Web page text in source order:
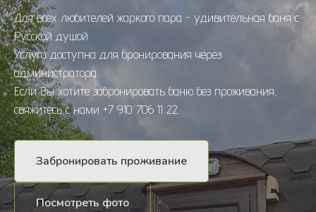
Для всех любителей жаркого пара - удивительная баня с
Русской душой.
Услуга доступна для бронирования через
администратора.
Если Вы хотите забронировать баню без проживания,
свяжитесь с нами +7 910 706 11 22.
Забронировать проживание
Посмотреть фото